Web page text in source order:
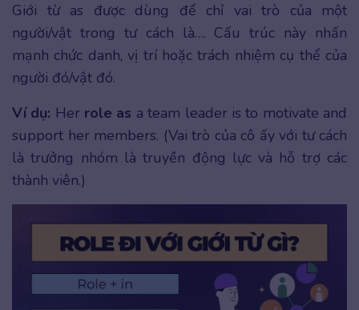
Giới từ as được dùng để chỉ vai trò của một
người/vật trong tư cách là…. Cấu trúc này nhấn
mạnh chức danh, vị trí hoặc trách nhiệm cụ thể của
người đó/vật đó.
Ví dụ: Her role as a team leader is to motivate and
support her members. (Vai trò của cô ấy với tư cách
là trưởng nhóm là truyền động lực và hỗ trợ các
thành viên.)